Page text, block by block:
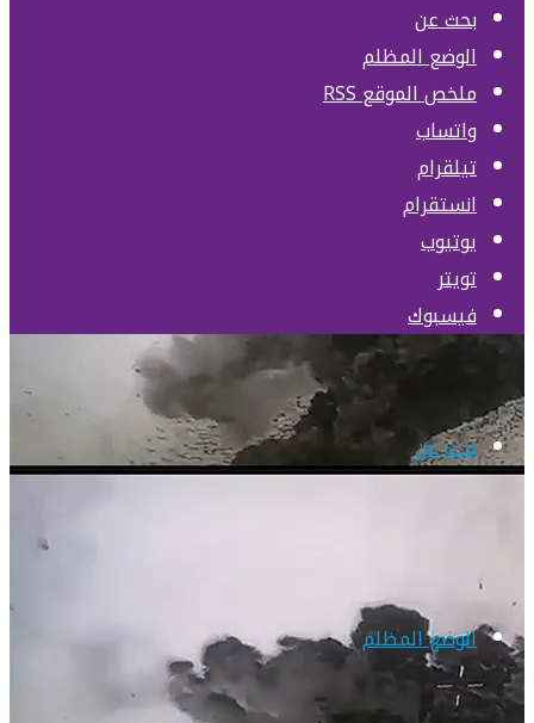
بحث عن
الوضع المظلم
ملخص الموقع RSS
واتساب
تيلقرام
انستقرام
يوتيوب
تويتر
فيسبوك
بحث عن
الوضع المظلم